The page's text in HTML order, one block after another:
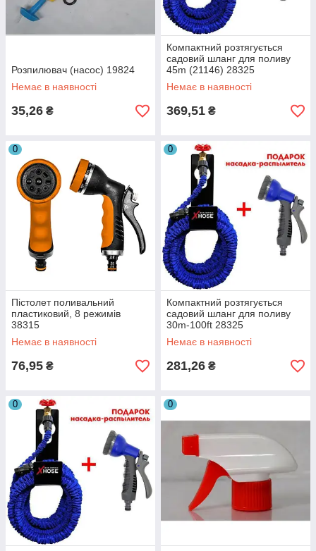
Розпилювач (насос) 19824
Немає в наявності
35,26 ₴
Компактний розтягується
садовий шланг для поливу
45m (21146) 28325
Немає в наявності
369,51 ₴
0
Пістолет поливальний
пластиковий, 8 режимів
38315
Немає в наявності
76,95 ₴
0
Компактний розтягується
садовий шланг для поливу
30m-100ft 28325
Немає в наявності
281,26 ₴
0 0